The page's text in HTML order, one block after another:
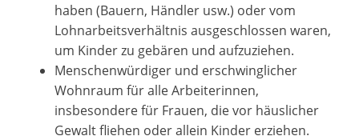
haben (Bauern, Händler usw.) oder vom
Lohnarbeitsverhältnis ausgeschlossen waren,
um Kinder zu gebären und aufzuziehen.
Menschenwürdiger und erschwinglicher
Wohnraum für alle Arbeiterinnen,
insbesondere für Frauen, die vor häuslicher
Gewalt fliehen oder allein Kinder erziehen.